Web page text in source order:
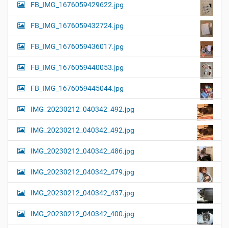
FB_IMG_1676059429622.jpg
FB_IMG_1676059432724.jpg
FB_IMG_1676059436017.jpg
FB_IMG_1676059440053.jpg
FB_IMG_1676059445044.jpg
IMG_20230212_040342_492.jpg
IMG_20230212_040342_492.jpg
IMG_20230212_040342_486.jpg
IMG_20230212_040342_479.jpg
IMG_20230212_040342_437.jpg
IMG_20230212_040342_400.jpg